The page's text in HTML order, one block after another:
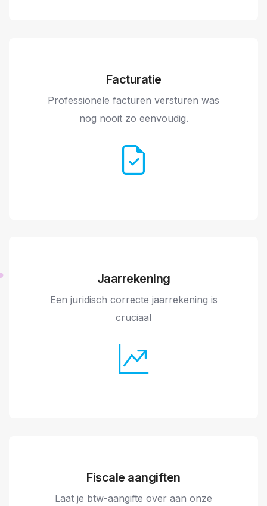
Facturatie
Professionele facturen versturen was
nog nooit zo eenvoudig.
Jaarrekening
Een juridisch correcte jaarrekening is
cruciaal
Fiscale aangiften
Laat je btw-aangifte over aan onze